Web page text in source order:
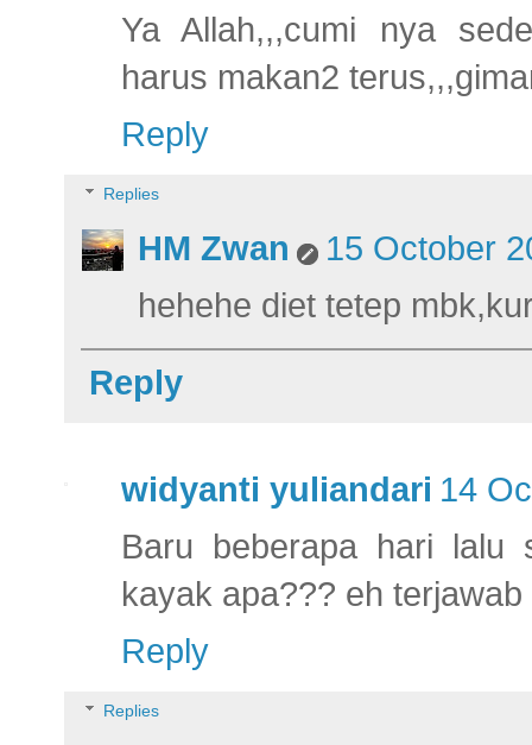
Ya Allah,,,cumi nya
harus makan2
Reply
Replies
HM Zwan
15 October
hehehe diet tetep
Reply
widyanti yuliandari 14
Baru beberapa hari lalu
kayak apa??? eh
Reply
Replies